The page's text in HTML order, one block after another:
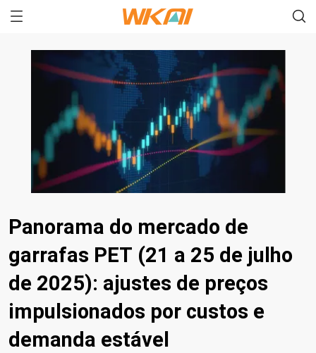
Panorama do mercado de
garrafas PET (21 a 25 de julho
de 2025): ajustes de preços
impulsionados por custos e
demanda estável